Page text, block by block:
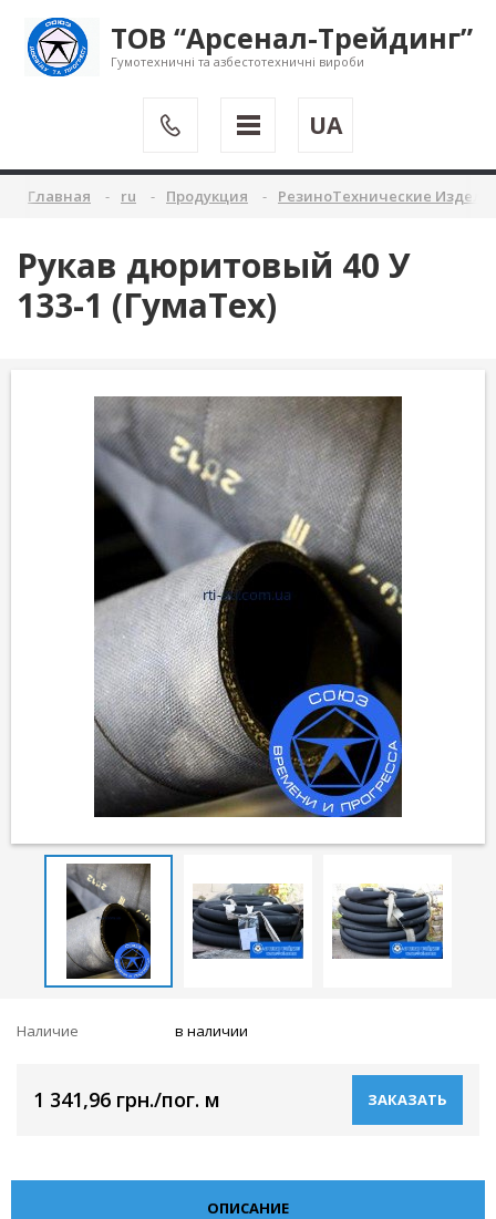
ТОВ “Арсенал-Трейдинг”
Гумотехничні та азбестотехничні вироби
UA
Главная ru Продукция РезиноТехнические
Рукав дюритовый 40 У
133-1 (ГумаТех)
Наличие в наличии
1 341,96 грн./пог. м ЗАКАЗАТЬ
ОПИСАНИЕ